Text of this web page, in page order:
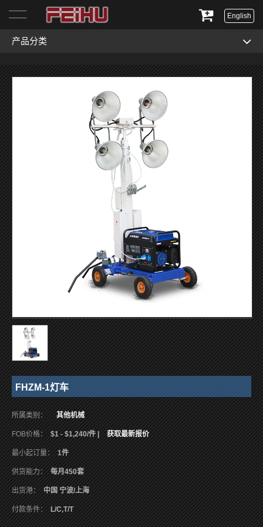
English
产品分类
FHZM-1灯车
所属类别： 其他机械
FOB价格： $1 - $1,240/件 | 获取最新报价
最小起订量： 1件
供货能力： 每月450套
出货港： 中国 宁波/上海
付款条件： L/C,T/T
首页
关于我们